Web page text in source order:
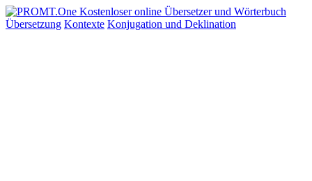
Übersetzung Kontexte Konjugation und Deklination